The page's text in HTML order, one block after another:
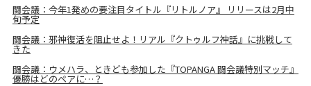
闘会議：今年1発めの要注目タイトル『リトルノア』 リリースは2月中
旬予定
闘会議：邪神復活を阻止せよ！リアル『クトゥルフ神話』に挑戦して
きた
闘会議：ウメハラ、ときども参加した『TOPANGA 闘会議特別マッチ』
優勝はどのペアに…？